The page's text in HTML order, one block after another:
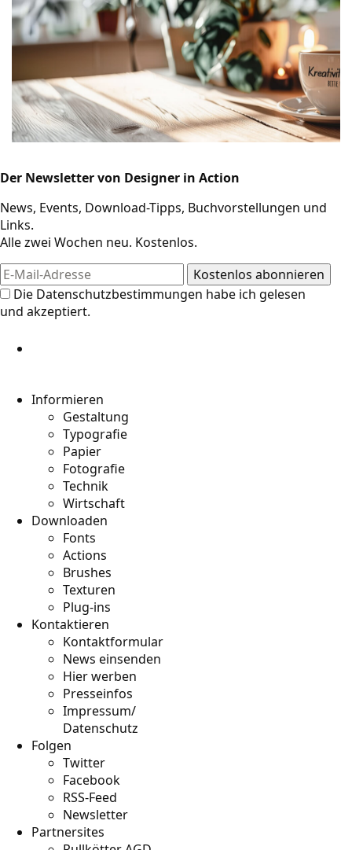
Design-Ressourcen
Der Newsletter von Designer in Action
News, Events, Download-Tipps, Buchvorstellungen und
Links.
Alle zwei Wochen neu. Kostenlos.
Die Datenschutzbestimmungen habe ich gelesen
und akzeptiert.
Informieren
Gestaltung
Typografie
Papier
Fotografie
Technik
Wirtschaft
Downloaden
Fonts
Actions
Brushes
Texturen
Plug-ins
Kontaktieren
Kontaktformular
News einsenden
Hier werben
Presseinfos
Impressum/
Datenschutz
Folgen
Twitter
Facebook
RSS-Feed
Newsletter
Partnersites